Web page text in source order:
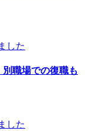
した
職場での復職も
した